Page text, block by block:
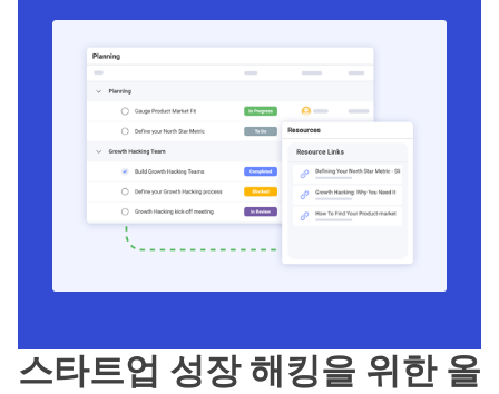
스타트업 성장 해킹을 위한 올